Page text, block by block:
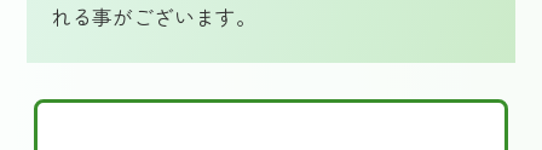
れる事がございます。